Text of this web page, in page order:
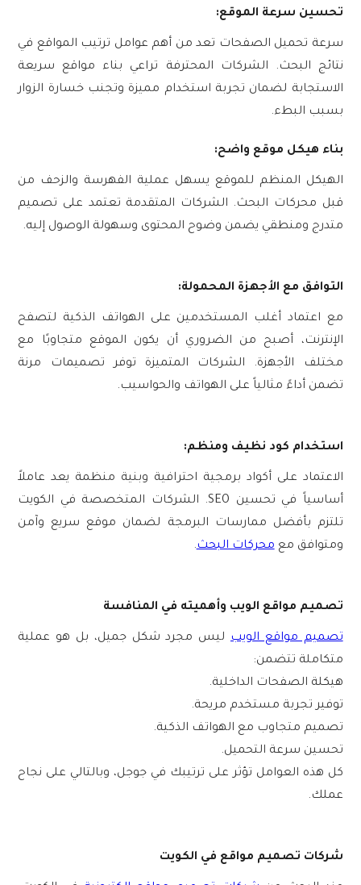
تحسين سرعة الموقع:
سرعة تحميل الصفحات تعد من أهم عوامل ترتيب المواقع في
نتائج البحث. الشركات المحترفة تراعي بناء مواقع سريعة
الاستجابة لضمان تجربة استخدام مميزة وتجنب خسارة الزوار
بسبب البطء.
بناء هيكل موقع واضح:
الهيكل المنظم للموقع يسهل عملية الفهرسة والزحف من
قبل محركات البحث. الشركات المتقدمة تعتمد على تصميم
متدرج ومنطقي يضمن وضوح المحتوى وسهولة الوصول إليه.
التوافق مع الأجهزة المحمولة:
مع اعتماد أغلب المستخدمين على الهواتف الذكية لتصفح
الإنترنت، أصبح من الضروري أن يكون الموقع متجاوبًا مع
مختلف الأجهزة. الشركات المتميزة توفر تصميمات مرنة
تضمن أداءً مثالياً على الهواتف والحواسيب.
استخدام كود نظيف ومنظم:
الاعتماد على أكواد برمجية احترافية وبنية منظمة يعد عاملاً
أساسياً في تحسين SEO. الشركات المتخصصة في الكويت
تلتزم بأفضل ممارسات البرمجة لضمان موقع سريع وآمن
ومتوافق معمحركات البحث.
تصميم مواقع الويب وأهميته في المنافسة
تصميم مواقع الويب ليس مجرد شكل جميل، بل هو عملية
متكاملة تتضمن:
هيكلة الصفحات الداخلية.
توفير تجربة مستخدم مريحة.
تصميم متجاوب مع الهواتف الذكية.
تحسين سرعة التحميل.
كل هذه العوامل تؤثر على ترتيبك في جوجل، وبالتالي على نجاح
عملك.
شركات تصميم مواقع في الكويت